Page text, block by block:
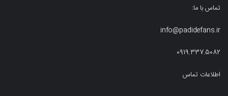
تماس با ما:
info@padidefans.ir
0919.337.5082
اطلاعات تماس